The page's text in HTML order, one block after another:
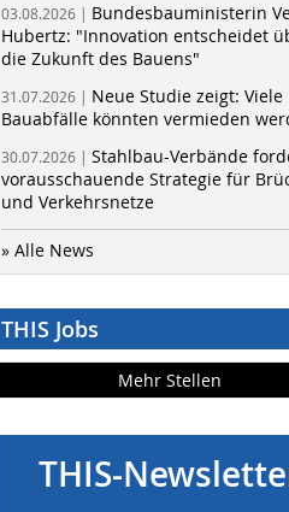
03.08.2026 | Bundesbauministerin
Hubertz: "Innovation entscheidet
die Zukunft des Bauens"
31.07.2026 | Neue Studie zeigt: Viele
Bauabfälle könnten vermieden
30.07.2026 | Stahlbau-Verbände
vorausschauende Strategie für
und Verkehrsnetze
» Alle News
THIS Jobs
Mehr Stellen
THIS-